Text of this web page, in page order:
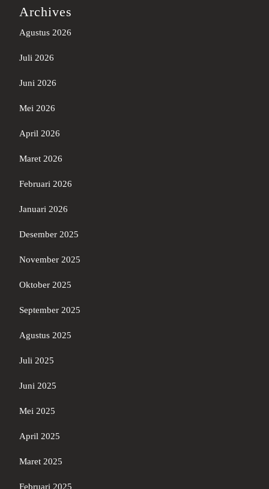
Archives
Agustus 2026
Juli 2026
Juni 2026
Mei 2026
April 2026
Maret 2026
Februari 2026
Januari 2026
Desember 2025
November 2025
Oktober 2025
September 2025
Agustus 2025
Juli 2025
Juni 2025
Mei 2025
April 2025
Maret 2025
Februari 2025